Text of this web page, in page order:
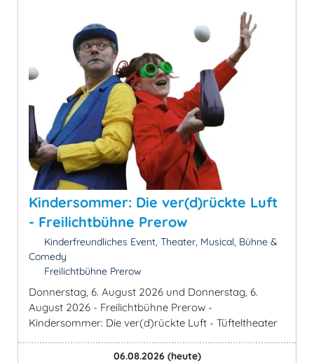
Kindersommer: Die ver(d)rückte Luft
- Freilichtbühne Prerow
Kinderfreundliches Event, Theater, Musical, Bühne &
Comedy
Freilichtbühne Prerow
Donnerstag, 6. August 2026 und Donnerstag, 6.
August 2026 - Freilichtbühne Prerow -
Kindersommer: Die ver(d)rückte Luft - Tüfteltheater
06.08.2026 (heute)